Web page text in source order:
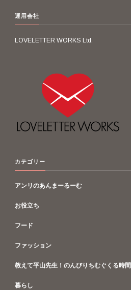
運用会社
LOVELETTER WORKS Ltd.
カテゴリー
アンリのあんまーるーむ
お役立ち
フード
ファッション
教えて平山先生！のんびりちむぐくる時間
暮らし